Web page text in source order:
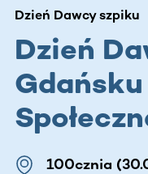
Dzień Dawcy szpiku
Dzień
100cznia